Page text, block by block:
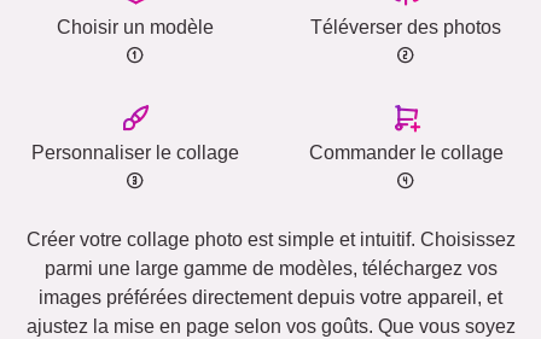
Choisir un modèle Téléverser des photos
Personnaliser le collage Commander le collage
Créer votre collage photo est simple et intuitif. Choisissez
parmi une large gamme de modèles, téléchargez vos
images préférées directement depuis votre appareil, et
ajustez la mise en page selon vos goûts. Que vous soyez